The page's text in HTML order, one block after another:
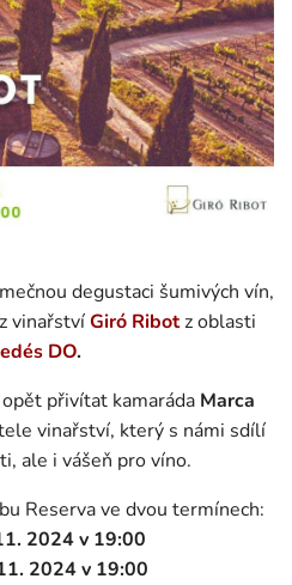
degustaci šumivých vín,
vinařstvíGiró Ribotz oblasti
DO.
přivítat kamaráda Marca
vinařství, který s námi sdílí
ale i vášeň pro víno.
Reserva ve dvou termínech:
2024 v 19:00
2024 v 19:00